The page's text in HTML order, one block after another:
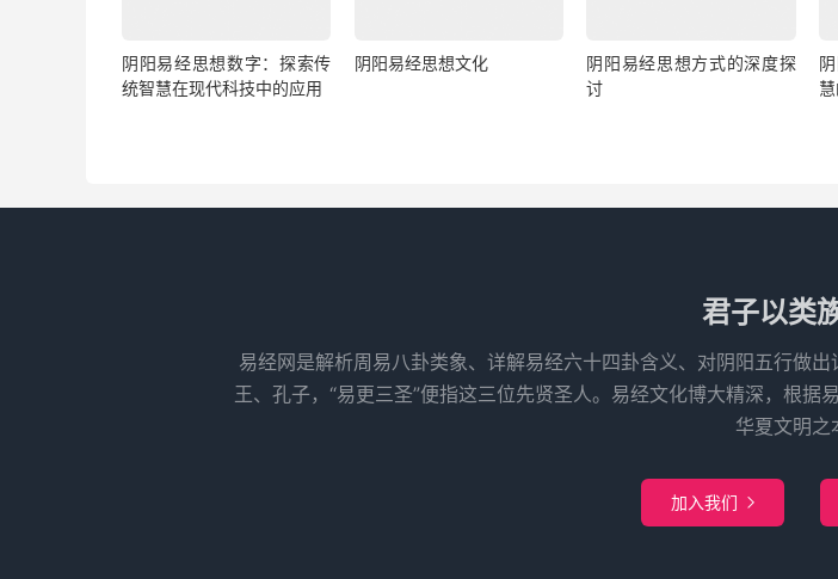
阴阳易经思想数字：探索传
统智慧在现代科技中的应用
阴阳易经思想文化
阴阳易经思想方式的深度探
讨
君子以类
易经网是解析周易八卦类象、详解易经六十四卦含义、对阴阳五行做
王、孔子，“易更三圣”便指这三位先贤圣人。易经文化博大精深，根
华夏文明之
加入我们 